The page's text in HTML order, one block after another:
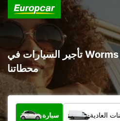
تأجير السيارات في Worms : اكتشف جميع
محطاتنا
ما نوع المركبة؟
سيارة العادية